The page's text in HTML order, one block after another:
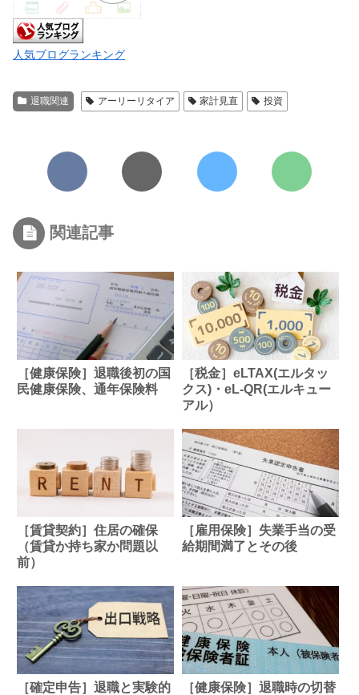
人気ブログランキング
退職関連 アーリーリタイア 家計見直 投資
関連記事
［健康保険］退職後初の国
民健康保険、通年保険料
［税金］eLTAX(エルタッ
クス)・eL-QR(エルキュー
アル）
［賃貸契約］住居の確保
（賃貸か持ち家か問題以
前）
［雇用保険］失業手当の受
給期間満了とその後
［確定申告］退職と実験的
［健康保険］退職時の切替